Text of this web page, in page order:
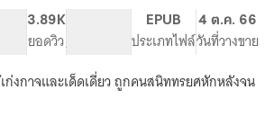
3.89K
ยอดวิวระดับเนื้อหา
EPUB
ประเภทไฟล์
4 ต.ค. 66
วันที่วางขาย
ก่งกาจและเด็ดเดี่ยว ถูกคนสนิททรยศหักหลังจน